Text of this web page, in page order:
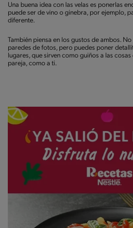
Una buena idea con las velas es ponerlas
puede ser de vino o ginebra, por ejemplo,
diferente.
También piensa en los gustos de ambos.
paredes de fotos, pero puedes poner
lugares, que sirven como guiños a las
pareja, como a ti.